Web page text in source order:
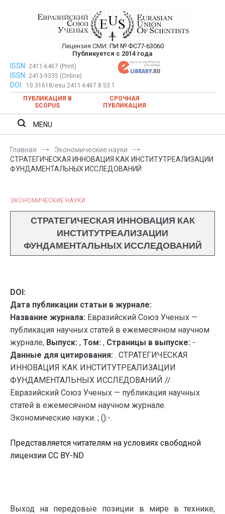
Евразийский Союз Ученых —
публикация научных статей в
ежемесячном научном журнале
Лицензия СМИ: ПИ № ФС77-63060
Публикуется с 2014 года
Евразийский Союз Ученых — публикация научных статей в
ежемесячном научном журнале
ISSN: 2411-6467 (Print)
ISSN: 2413-9335 (Online)
DOI:
10.31618/esu.2411-6467.8.53.1
ПУБЛИКАЦИЯ В
SCOPUS
СРОЧНАЯ
ПУБЛИКАЦИЯ
MENU
Главная
Экономические науки
СТРАТЕГИЧЕСКАЯ ИННОВАЦИЯ КАК ИНСТИТУТРЕАЛИЗАЦИИ
ФУНДАМЕНТАЛЬНЫХ ИССЛЕДОВАНИЙ
ЭКОНОМИЧЕСКИЕ НАУКИ
СТРАТЕГИЧЕСКАЯ ИННОВАЦИЯ КАК
ИНСТИТУТРЕАЛИЗАЦИИ
ФУНДАМЕНТАЛЬНЫХ ИССЛЕДОВАНИЙ
DOI:
Дата публикации статьи в журнале:
Название журнала: Евразийский Союз Ученых —
публикация научных статей в ежемесячном научном
журнале, Выпуск: , Том: , Страницы в выпуске: -
Данные для цитирования: . СТРАТЕГИЧЕСКАЯ
ИННОВАЦИЯ КАК ИНСТИТУТРЕАЛИЗАЦИИ
ФУНДАМЕНТАЛЬНЫХ ИССЛЕДОВАНИЙ //
Евразийский Союз Ученых — публикация научных
статей в ежемесячном научном журнале.
Экономические науки. ; ():-.
Представляется читателям на условиях свободной
лицензии CC BY-ND
Выход на передовые позиции в мире в технике,